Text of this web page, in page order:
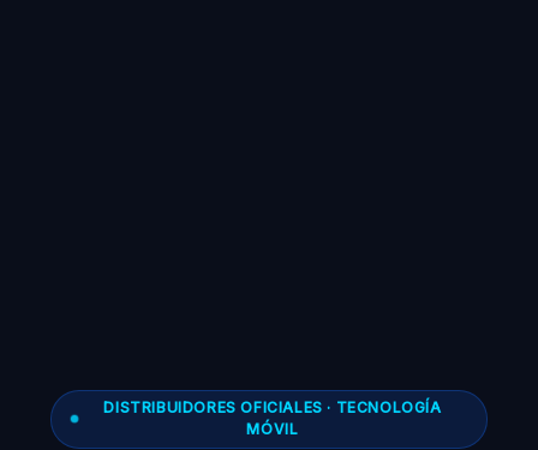
DISTRIBUIDORES OFICIALES · TECNOLOGÍA
MÓVIL